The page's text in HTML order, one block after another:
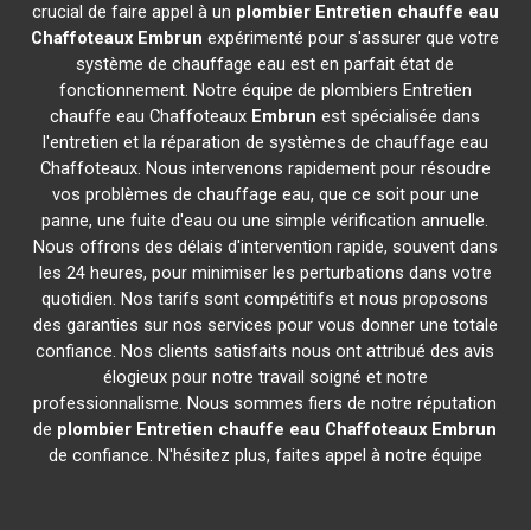
crucial de faire appel à un plombier Entretien chauffe eau
Chaffoteaux Embrun expérimenté pour s'assurer que votre
système de chauffage eau est en parfait état de
fonctionnement. Notre équipe de plombiers Entretien
chauffe eau Chaffoteaux Embrun est spécialisée dans
l'entretien et la réparation de systèmes de chauffage eau
Chaffoteaux. Nous intervenons rapidement pour résoudre
vos problèmes de chauffage eau, que ce soit pour une
panne, une fuite d'eau ou une simple vérification annuelle.
Nous offrons des délais d'intervention rapide, souvent dans
les 24 heures, pour minimiser les perturbations dans votre
quotidien. Nos tarifs sont compétitifs et nous proposons
des garanties sur nos services pour vous donner une totale
confiance. Nos clients satisfaits nous ont attribué des avis
élogieux pour notre travail soigné et notre
professionnalisme. Nous sommes fiers de notre réputation
de plombier Entretien chauffe eau Chaffoteaux Embrun
de confiance. N'hésitez plus, faites appel à notre équipe